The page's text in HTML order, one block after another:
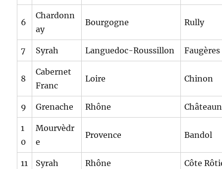
6
Chardonn
ay
Bourgogne Rully
7 Syrah Languedoc-Roussillon Faugères
8
Cabernet
Franc
Loire Chinon
9 Grenache Rhône
1
0
Mourvèdr
e
Provence Bandol
11 Syrah Rhône Côte